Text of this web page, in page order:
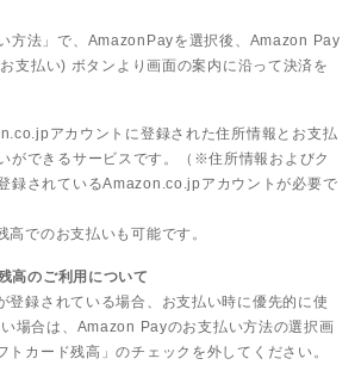
方法」で、AmazonPayを選択後、Amazon Pay
支払い) ボタンより画面の案内に沿って決済を
アカウントに登録された住所情報とお支払
ができるサービスです。（※住所情報およびク
録されているAmazon.co.jpアカウントが必要で
でのお支払いも可能です。
高のご利用について
登録されている場合、お支払い時に優先的に使
場合は、Amazon Payのお支払い方法の選択画
カード残高」のチェックを外してください。